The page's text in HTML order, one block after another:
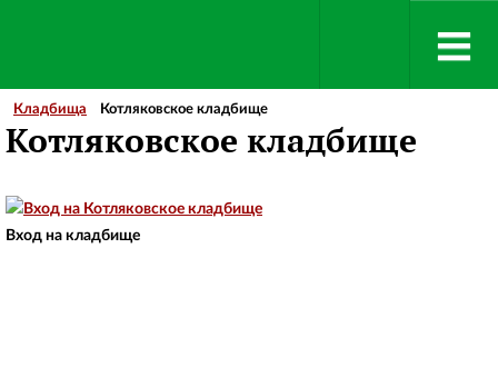
Кладбища Котляковское кладбище
Котляковское кладбище
Вход на кладбище